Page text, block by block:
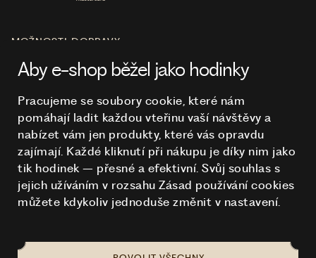
O NÁKUPU
HODINKY
MOŽNOSTI DOPRAVY
Aby e-shop běžel jako hodinky
Pracujeme se soubory cookie, které nám
pomáhají ladit každou vteřinu vaší návštěvy a
nabízet vám jen produkty, které vás opravdu
zajímají. Každé kliknutí při nákupu je díky nim jako
tik hodinek – přesné a efektivní. Svůj souhlas s
jejich užíváním v rozsahu Zásad používání cookies
můžete kdykoliv jednoduše změnit v nastavení.